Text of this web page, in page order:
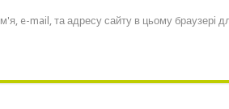
e-mail, та адресу сайту в цьому браузері